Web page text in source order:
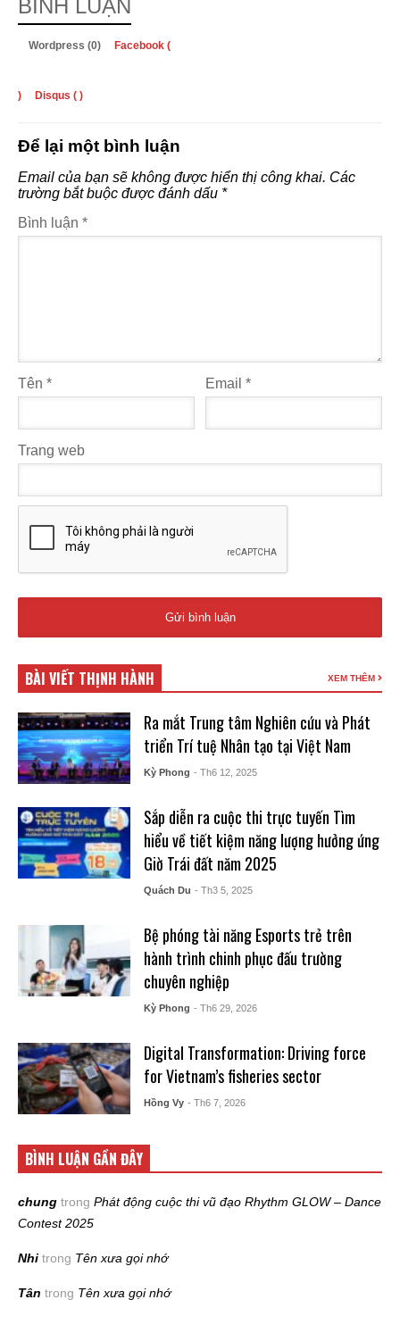
BÌNH LUẬN
Wordpress (0) Facebook (
) Disqus ( )
Để lại một bình luận
Email của bạn sẽ không được hiển thị công khai. Các
trường bắt buộc được đánh dấu *
Bình luận *
Tên * Email*
Trang web
BÀI VIẾT THỊNH HÀNH XEM THÊM
Ra mắt Trung tâm Nghiên cứu và Phát
triển Trí tuệ Nhân tạo tại Việt Nam
Kỳ Phong - Th6 12, 2025
Sắp diễn ra cuộc thi trực tuyến Tìm
hiểu về tiết kiệm năng lượng hưởng ứng
Giờ Trái đất năm 2025
Quách Du - Th3 5, 2025
Bệ phóng tài năng Esports trẻ trên
hành trình chinh phục đấu trường
chuyên nghiệp
Kỳ Phong - Th6 29, 2026
Digital Transformation: Driving force
for Vietnam’s fisheries sector
Hồng Vy - Th6 7, 2026
BÌNH LUẬN GẦN ĐÂY
chung trong Phát động cuộc thi vũ đạo Rhythm GLOW – Dance
Contest 2025
Nhi trong Tên xưa gọi nhớ
Tân trong Tên xưa gọi nhớ